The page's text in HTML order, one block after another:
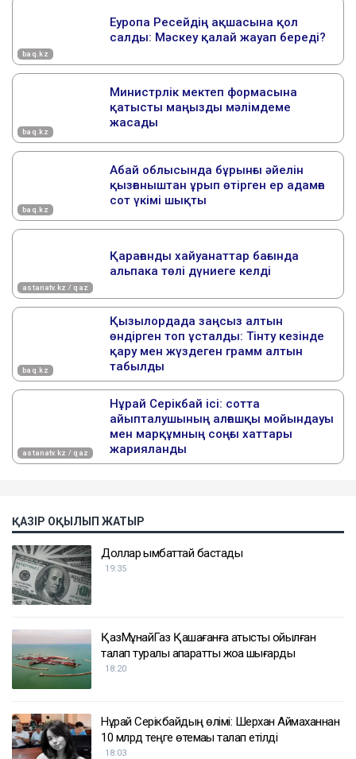
ҚАЗІР ОҚЫЛЫП ЖАТЫР
Доллар қымбаттай бастады
19:35
ҚазМұнайГаз Қашағанға қатысты қойылған
талап туралы ақпаратты жоққа шығарды
18:20
Нұрай Серікбайдың өлімі: Шерхан Аймаханнан
10 млрд теңге өтемақы талап етілді
18:03